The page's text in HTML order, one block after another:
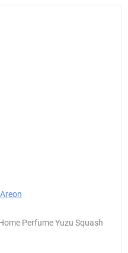
Areon
Perfume Yuzu Squash